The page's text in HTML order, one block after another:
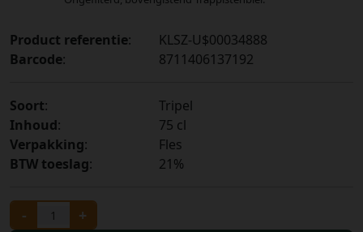
Product referentie:
KLSZ-U$00034888
Barcode: 8711406137192
Soort:
Tripel
Inhoud:
75 cl
Verpakking:
Fles
BTW toeslag: 21%
- +